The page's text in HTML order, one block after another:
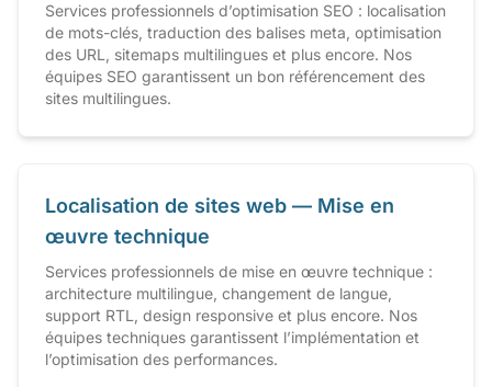
Services professionnels d’optimisation SEO : localisation
de mots-clés, traduction des balises meta, optimisation
des URL, sitemaps multilingues et plus encore. Nos
équipes SEO garantissent un bon référencement des
sites multilingues.
Localisation de sites web — Mise en
œuvre technique
Services professionnels de mise en œuvre technique :
architecture multilingue, changement de langue,
support RTL, design responsive et plus encore. Nos
équipes techniques garantissent l’implémentation et
l’optimisation des performances.